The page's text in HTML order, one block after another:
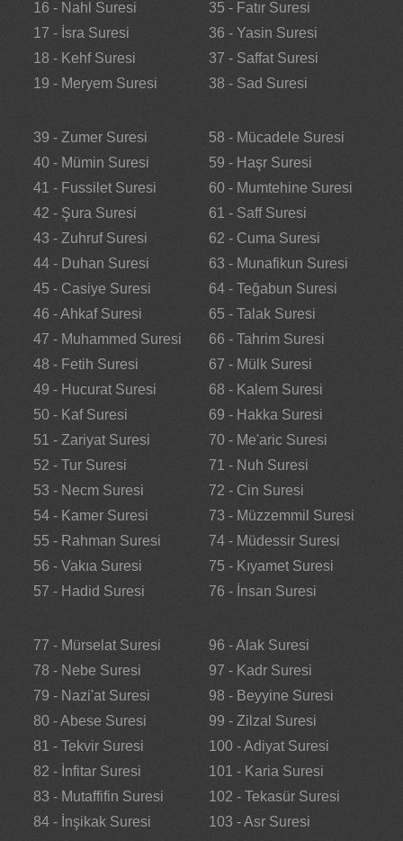
16 - Nahl Suresi
17 - İsra Suresi
18 - Kehf Suresi
19 - Meryem Suresi
35 - Fatır Suresi
36 - Yasin Suresi
37 - Saffat Suresi
38 - Sad Suresi
39 - Zumer Suresi
40 - Mümin Suresi
41 - Fussilet Suresi
42 - Şura Suresi
43 - Zuhruf Suresi
44 - Duhan Suresi
45 - Casiye Suresi
46 - Ahkaf Suresi
47 - Muhammed Suresi
48 - Fetih Suresi
49 - Hucurat Suresi
50 - Kaf Suresi
51 - Zariyat Suresi
52 - Tur Suresi
53 - Necm Suresi
54 - Kamer Suresi
55 - Rahman Suresi
56 - Vakıa Suresi
57 - Hadid Suresi
58 - Mücadele Suresi
59 - Haşr Suresi
60 - Mumtehine Suresi
61 - Saff Suresi
62 - Cuma Suresi
63 - Munafikun Suresi
64 - Teğabun Suresi
65 - Talak Suresi
66 - Tahrim Suresi
67 - Mülk Suresi
68 - Kalem Suresi
69 - Hakka Suresi
70 - Me'aric Suresi
71 - Nuh Suresi
72 - Cin Suresi
73 - Müzzemmil Suresi
74 - Müdessir Suresi
75 - Kıyamet Suresi
76 - İnsan Suresi
77 - Mürselat Suresi
78 - Nebe Suresi
79 - Nazi'at Suresi
80 - Abese Suresi
81 - Tekvir Suresi
82 - İnfitar Suresi
83 - Mutaffifin Suresi
84 - İnşikak Suresi
96 - Alak Suresi
97 - Kadr Suresi
98 - Beyyine Suresi
99 - Zilzal Suresi
100 - Adiyat Suresi
101 - Karia Suresi
102 - Tekasür Suresi
103 - Asr Suresi